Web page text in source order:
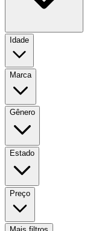
Idade
Marca
Gênero
Estado
Preço